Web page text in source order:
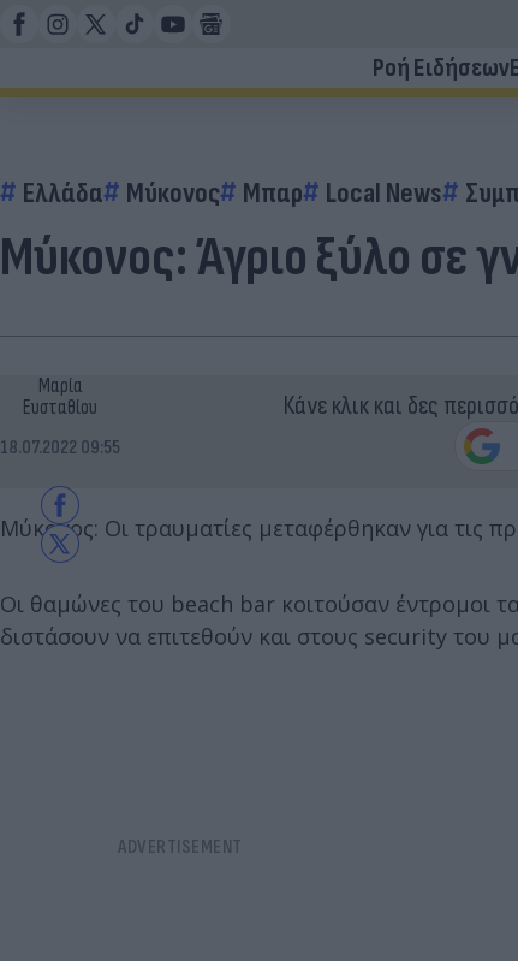
Ροή Ειδήσεων
Ελλάδα Μύκονος Μπαρ Local News
Μύκονος: Άγριο ξύλο σε
Μαρία
Ευσταθίου
18.07.2022 09:55
Κάνε κλικ και δες
Μύκονος: Οι τραυματίες μεταφέρθηκαν για τις
Οι θαμώνες του beach bar κοιτούσαν έντρομοι
διστάσουν να επιτεθούν και στους security του